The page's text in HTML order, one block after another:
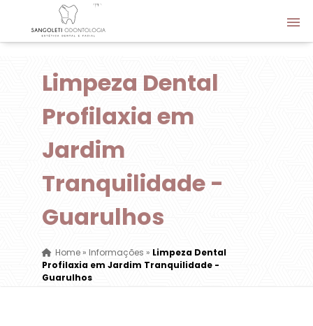
Limpeza Dental
Profilaxia em
Jardim
Tranquilidade -
Guarulhos
Home» Informações » Limpeza Dental
Profilaxia em Jardim Tranquilidade -
Guarulhos